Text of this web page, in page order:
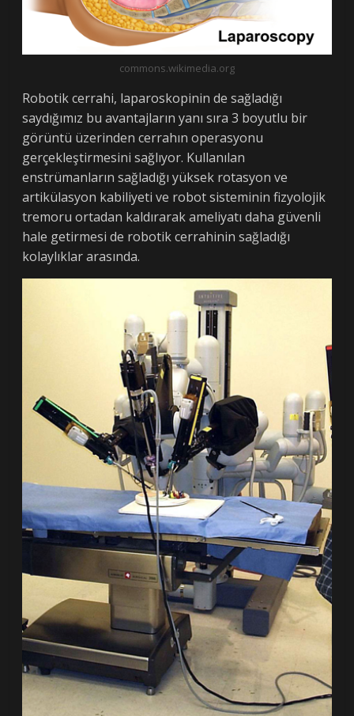
commons.wikimedia.org
Robotik cerrahi, laparoskopinin de sağladığı
saydığımız bu avantajların yanı sıra 3 boyutlu bir
görüntü üzerinden cerrahın operasyonu
gerçekleştirmesini sağlıyor. Kullanılan
enstrümanların sağladığı yüksek rotasyon ve
artikülasyon kabiliyeti ve robot sisteminin fizyolojik
tremoru ortadan kaldırarak ameliyatı daha güvenli
hale getirmesi de robotik cerrahinin sağladığı
kolaylıklar arasında.